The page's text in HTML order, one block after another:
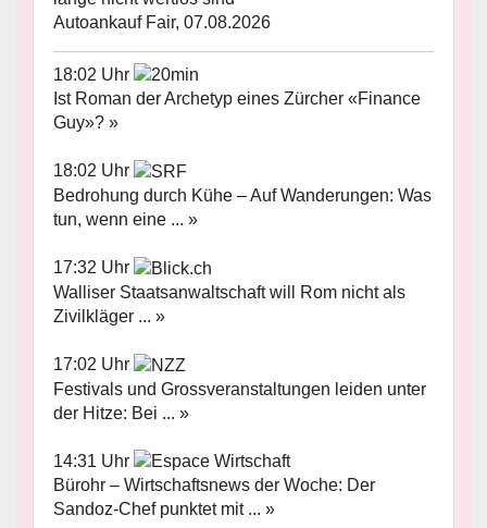
Autoankauf Fair, 07.08.2026
18:02 Uhr
Ist Roman der Archetyp eines Zürcher «Finance
Guy»? »
18:02 Uhr
Bedrohung durch Kühe – Auf Wanderungen: Was
tun, wenn eine ... »
17:32 Uhr
Walliser Staatsanwaltschaft will Rom nicht als
Zivilkläger ... »
17:02 Uhr
Festivals und Grossveranstaltungen leiden unter
der Hitze: Bei ... »
14:31 Uhr
Bürohr – Wirtschaftsnews der Woche: Der
Sandoz-Chef punktet mit ... »